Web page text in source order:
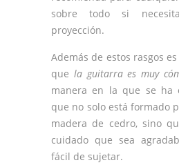
sobre todo si
proyección.
Además de estos rasgos
que la guitarra es muy
manera en la que se ha
que no solo está formado
madera de cedro, sino
cuidado que sea
fácil de sujetar.